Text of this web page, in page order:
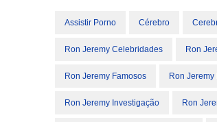
Assistir Porno Cérebro
Ron Jeremy Celebridades Ron
Ron Jeremy Famosos Ron Jeremy
Ron Jeremy Investigação Ron